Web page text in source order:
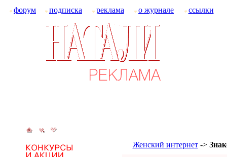
форум подписка реклама о журнале ссылки
Женский интернет->